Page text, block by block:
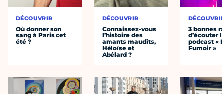
DÉCOUVRIR
Où donner son
sang à Paris cet
été ?
DÉCOUVRIR
Connaissez-vous
l’histoire des
amants maudits,
Héloïse et
Abélard ?
3 bonnes
d’écouter
podcast «
Fumoir »